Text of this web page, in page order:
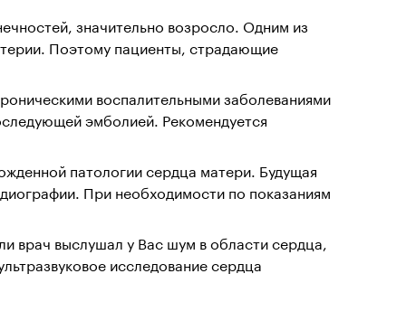
значительно возросло. Одним из
Поэтому пациенты, страдающие
воспалительными заболеваниями
эмболией. Рекомендуется
патологии сердца матери. Будущая
При необходимости по показаниям
врач выслушал у Вас шум в области сердца,
исследование сердца